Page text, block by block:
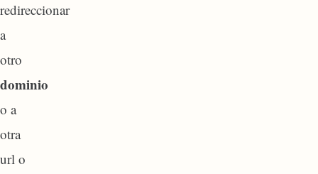
redireccionar
a
otro
dominio
o a
otra
url o